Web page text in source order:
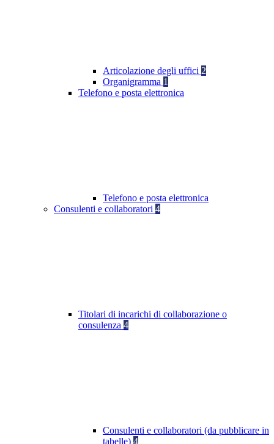
Articolazione degli uffici 2
Organigramma 1
Telefono e posta elettronica
Telefono e posta elettronica
Consulenti e collaboratori 4
Titolari di incarichi di collaborazione o
consulenza 4
Consulenti e collaboratori (da pubblicare in
tabelle) 4